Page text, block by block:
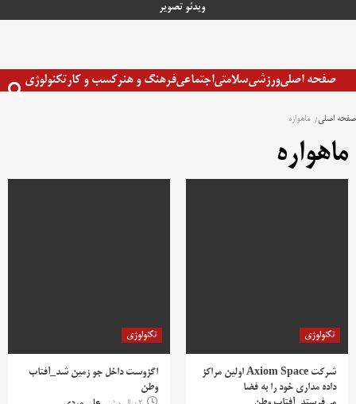
ویدئو تصویر
صفحه اصلیورزشیسلامتیاجتماعیفرهنگ و هنرکسب و کارتکنولوژی
صفحه اصلی ماهواره
ماهواره
تکنولوژی
شرکت Axiom Space اولین مراکز
داده مداری خود را به فضا
تکنولوژی
اگزوست داخل جو زمین شد_آفتاب
وطن